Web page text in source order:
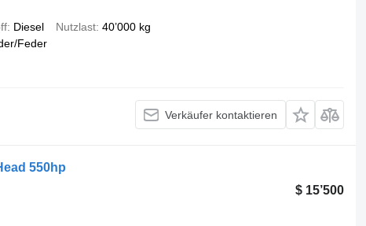
Diesel Nutzlast 40’000 kg
Feder
Verkäufer kontaktieren
550hp
$ 15’500